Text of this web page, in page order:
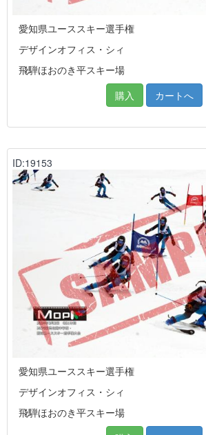
愛知県ユーススキー選手権
デザインオフィス・シィ
飛騨ほおのき平スキー場
購入
カートへ
ID:19153
愛知県ユーススキー選手権
デザインオフィス・シィ
飛騨ほおのき平スキー場